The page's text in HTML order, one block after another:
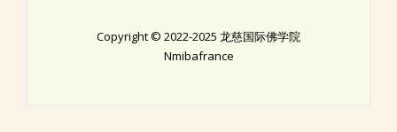
Copyright © 2022-2025 龙慈国际佛学院
Nmibafrance